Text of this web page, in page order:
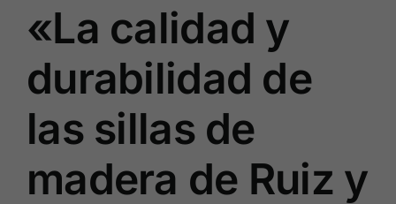
«La calidad y
durabilidad de
las sillas de
madera de Ruiz y